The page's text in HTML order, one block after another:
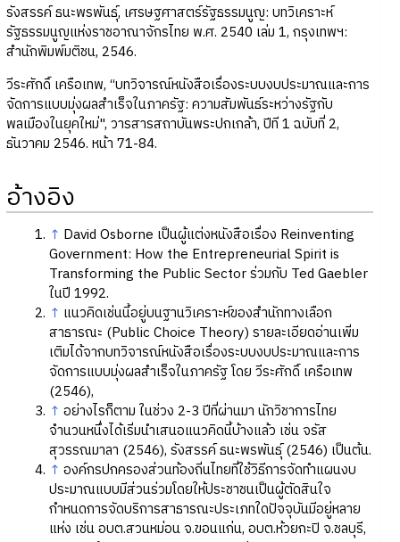
รังสรรค์ ธนะพรพันธุ์, เศรษฐศาสตร์รัฐธรรมนูญ: บทวิเคราะห์
รัฐธรรมนูญแห่งราชอาณาจักรไทย พ.ศ. 2540 เล่ม 1, กรุงเทพฯ:
สำนักพิมพ์มติชน, 2546.
วีระศักดิ์ เครือเทพ, “บทวิจารณ์หนังสือเรื่องระบบงบประมาณและการ
จัดการแบบมุ่งผลสำเร็จในภาครัฐ: ความสัมพันธ์ระหว่างรัฐกับ
พลเมืองในยุคใหม่", วารสารสถาบันพระปกเกล้า, ปีที 1 ฉบับที่ 2,
ธันวาคม 2546. หน้า 71-84.
อ้างอิง
↑ David Osborne เป็นผู้แต่งหนังสือเรื่อง Reinventing
Government: How the Entrepreneurial Spirit is
Transforming the Public Sector ร่วมกับ Ted Gaebler
ในปี 1992.
↑ แนวคิดเช่นนี้อยู่บนฐานวิเคราะห์ของสำนักทางเลือก
สาธารณะ (Public Choice Theory) รายละเอียดอ่านเพิ่ม
เติมได้จากบทวิจารณ์หนังสือเรื่องระบบงบประมาณและการ
จัดการแบบมุ่งผลสำเร็จในภาครัฐ โดย วีระศักดิ์ เครือเทพ
(2546),
↑ อย่างไรก็ตาม ในช่วง 2-3 ปีที่ผ่านมา นักวิชาการไทย
จำนวนหนึ่งได้เริ่มนำเสนอแนวคิดนี้บ้างแล้ว เช่น จรัส
สุวรรณมาลา (2546), รังสรรค์ ธนะพรพันธุ์ (2546) เป็นต้น.
↑ องค์กรปกครองส่วนท้องถิ่นไทยที่ใช้วิธีการจัดทำแผนงบ
ประมาณแบบมีส่วนร่วมโดยให้ประชาชนเป็นผู้ตัดสินใจ
กำหนดการจัดบริการสาธารณะประเภทใดปัจจุบันมีอยู่หลาย
แห่ง เช่น อบต.สวนหม่อน จ.ขอนแก่น, อบต.ห้วยกะปิ จ.ชลบุรี,